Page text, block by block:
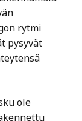
rytmi
pysyvät
ole